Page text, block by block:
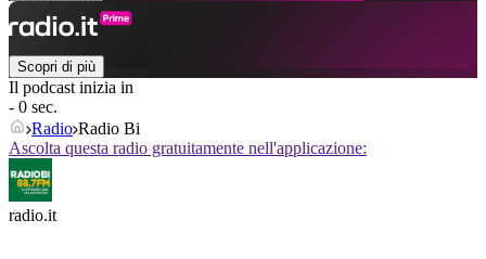
Scopri di più
Il podcast inizia in
- 0 sec.
Radio Radio Bi
Ascolta questa radio gratuitamente nell'applicazione:
radio.it